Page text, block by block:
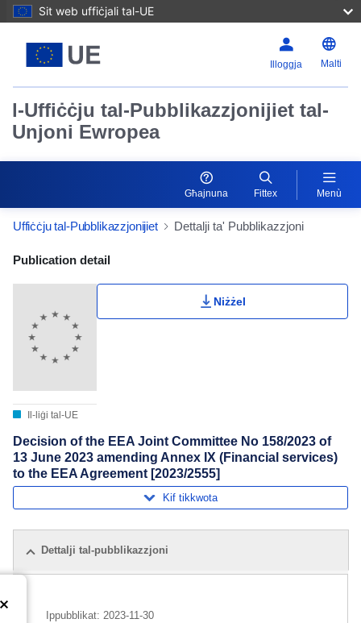
Sit web uffiċjali tal-UE
Illoggja Malti
l-Uffiċċju tal-Pubblikazzjonijiet tal-
Unjoni Ewropea
Għajnuna Fittex Menù
Uffiċċju tal-Pubblikazzjonijiet Dettalji ta' Pubblikazzjoni
Publication Detail Actions Portlet
Publication detail
Il-liġi tal-UE
Niżżel
Decision of the EEA Joint Committee No 158/2023 of
13 June 2023 amending Annex IX (Financial services)
to the EEA Agreement [2023/2555]
Kif tikkwota
Dettalji tal-pubblikazzjoni
Ippubblikat: 2023-11-30